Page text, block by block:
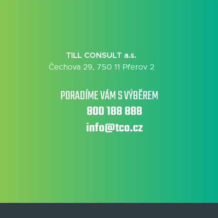
TILL CONSULT a.s.
Čechova 29, 750 11 Přerov 2
PORADÍME VÁM S VÝBĚREM
800 188 888
info@tco.cz